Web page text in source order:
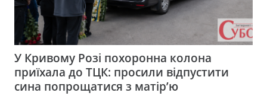
У Кривому Розі похоронна колона
приїхала до ТЦК: просили відпустити
сина попрощатися з матір’ю